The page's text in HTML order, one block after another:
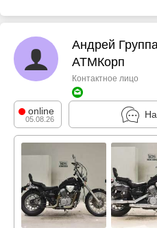
Андрей
АТМКорп
Контактное лицо
online
05.08.26